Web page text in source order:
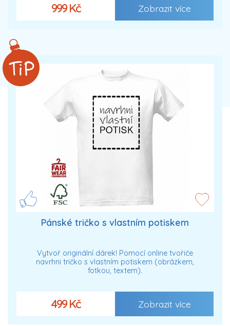
999 Kč Zobrazit více
Pánské tričko s vlastním potiskem
Vytvoř originální dárek! Pomocí online tvořiče
navrhni tričko s vlastním potiskem (obrázkem,
fotkou, textem).
499 Kč Zobrazit více